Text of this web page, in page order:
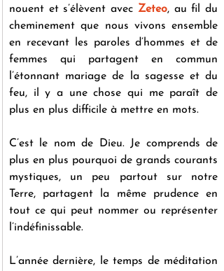
nouent et s’élèvent avec Zeteo, au fil du
cheminement que nous vivons ensemble
en recevant les paroles d’hommes et de
femmes qui partagent en commun
l’étonnant mariage de la sagesse et du
feu, il y a une chose qui me paraît de
plus en plus difficile à mettre en mots.
C’est le nom de Dieu. Je comprends de
plus en plus pourquoi de grands courants
mystiques, un peu partout sur notre
Terre, partagent la même prudence en
tout ce qui peut nommer ou représenter
l’indéfinissable.
L’année dernière, le temps de méditation